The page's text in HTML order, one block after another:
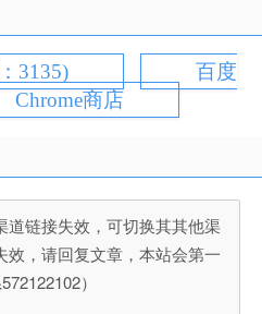
3135)
百度
Chrome商店
道链接失效，可切换其其他渠
，请回复文章，本站会第一
）